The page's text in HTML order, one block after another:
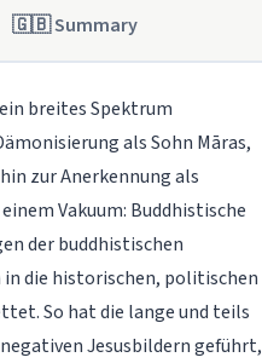
🇬🇧 Summary
breites Spektrum
als Sohn Māras,
zur Anerkennung als
Vakuum: Buddhistische
der buddhistischen
die historischen, politischen
So hat die lange und teils
Jesusbildern geführt,